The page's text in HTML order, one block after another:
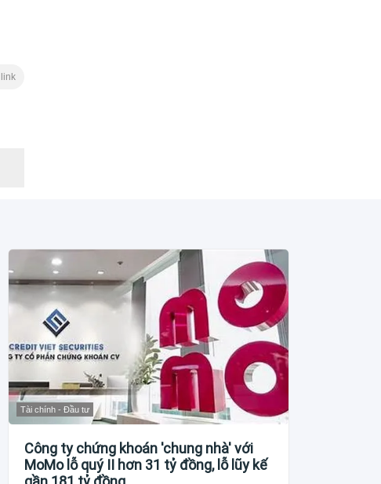
Tài chính - Đầu tư
Công ty chứng khoán 'chung nhà' với
MoMo lỗ quý II hơn 31 tỷ đồng, lỗ lũy kế